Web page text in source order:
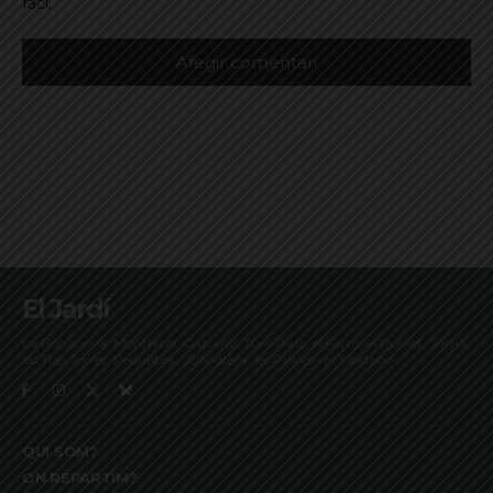
El Jardí
La Bonanova, Monterols, Galvany, Turó Parc, el Farró, el Putxet, Sarrià,
les Tres Torres, Pedralbes, Vallvidrera, les Planes i el Tibidabo
QUI SOM?
ON REPARTIM?